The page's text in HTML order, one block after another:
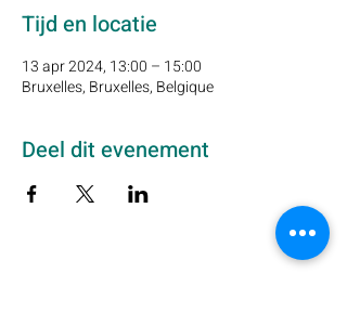
Tijd en locatie
13 apr 2024, 13:00 – 15:00
Bruxelles, Bruxelles, Belgique
Deel dit evenement